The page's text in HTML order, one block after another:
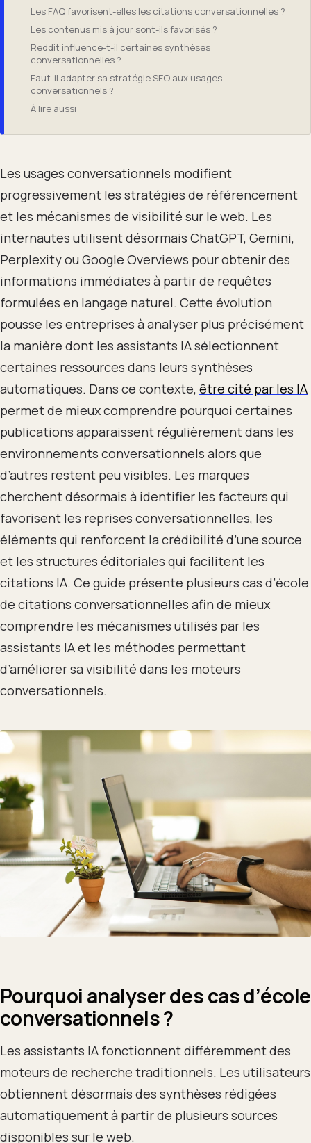
Les FAQ favorisent-elles les citations conversationnelles ?
Les contenus mis à jour sont-ils favorisés ?
Reddit influence-t-il certaines synthèses
conversationnelles ?
Faut-il adapter sa stratégie SEO aux usages
conversationnels ?
À lire aussi :
Les usages conversationnels modifient
progressivement les stratégies de référencement
et les mécanismes de visibilité sur le web. Les
internautes utilisent désormais ChatGPT, Gemini,
Perplexity ou Google Overviews pour obtenir des
informations immédiates à partir de requêtes
formulées en langage naturel. Cette évolution
pousse les entreprises à analyser plus précisément
la manière dont les assistants IA sélectionnent
certaines ressources dans leurs synthèses
automatiques. Dans ce contexte, être cité par les IA
permet de mieux comprendre pourquoi certaines
publications apparaissent régulièrement dans les
environnements conversationnels alors que
d’autres restent peu visibles. Les marques
cherchent désormais à identifier les facteurs qui
favorisent les reprises conversationnelles, les
éléments qui renforcent la crédibilité d’une source
et les structures éditoriales qui facilitent les
citations IA. Ce guide présente plusieurs cas d’école
de citations conversationnelles afin de mieux
comprendre les mécanismes utilisés par les
assistants IA et les méthodes permettant
d’améliorer sa visibilité dans les moteurs
conversationnels.
Pourquoi analyser des cas d’école
conversationnels ?
Les assistants IA fonctionnent différemment des
moteurs de recherche traditionnels. Les utilisateurs
obtiennent désormais des synthèses rédigées
automatiquement à partir de plusieurs sources
disponibles sur le web.